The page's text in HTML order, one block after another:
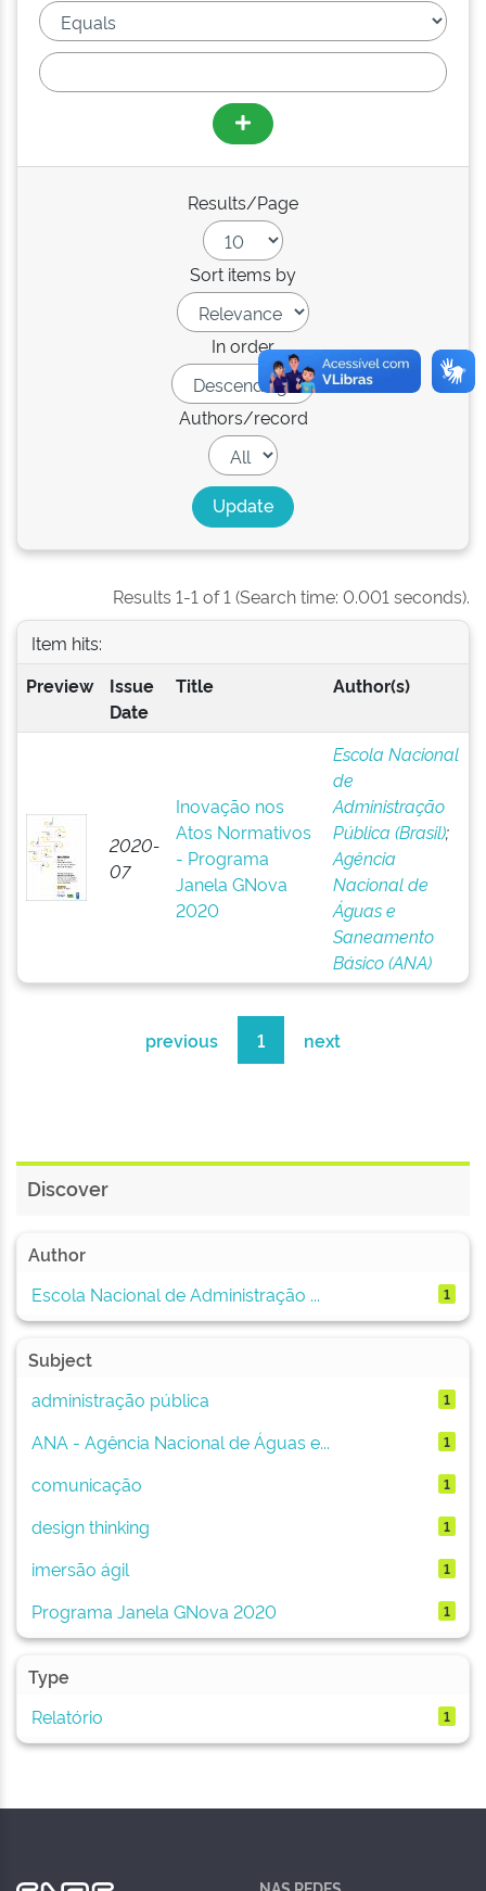
Results/Page
Sort items by
In order
Authors/record
Results 1-1 of 1 (Search time: 0.001 seconds).
Item hits:
Preview
Issue
Date
Title Author(s)
2020-
07
Inovação nos
Atos Normativos
- Programa
Janela GNova
2020
Escola Nacional
de
Administração
Pública (Brasil);
Agência
Nacional de
Águas e
Saneamento
Básico (ANA)
previous 1 next
Discover
Author
Escola Nacional de Administração ...
1
Subject
administração pública
1
ANA - Agência Nacional de Águas e... 1
comunicação 1
design thinking 1
imersão ágil 1
Programa Janela GNova 2020 1
Type
Relatório
1